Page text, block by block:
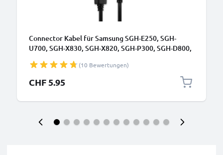
Connector Kabel für Samsung SGH-E250, SGH-
U700, SGH-X830, SGH-X820, SGH-P300, SGH-D800,
1m 0.5A PVC schwarz - Datenkabel für Smartphone
(10 Bewertungen)
CHF 5.95